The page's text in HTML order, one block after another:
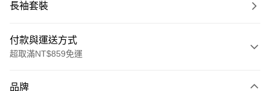
長袖套裝
付款與運送方式
超取滿NT$859免運
品牌